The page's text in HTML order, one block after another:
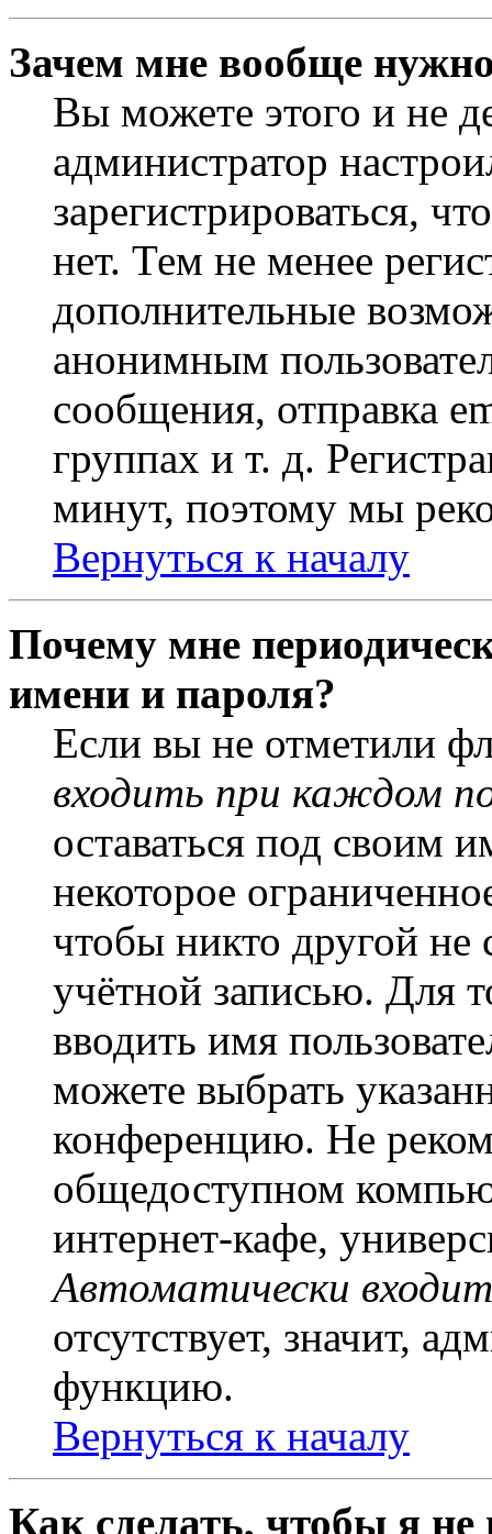
Зачем мне вообще
Вы можете этого и не
администратор
зарегистрироваться,
нет. Тем не менее
дополнительные
анонимным
сообщения, отправка
группах и т. д.
минут, поэтому мы
Вернуться к началу
Почему мне
имени и пароля?
Если вы не отметили
входить при каждом
оставаться под своим
некоторое
чтобы никто другой не
учётной записью. Для
вводить имя
можете выбрать
конференцию. Не
общедоступном
интернет-кафе,
Автоматически
отсутствует, значит,
функцию.
Вернуться к началу
Как сделать, чтобы я